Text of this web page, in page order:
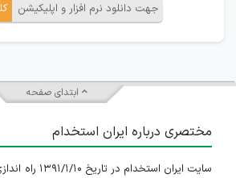
جهت دانلود نرم افزار و اپلیکیشن
ابتدای صفحه
مختصری درباره ایران استخدام
سایت ایران